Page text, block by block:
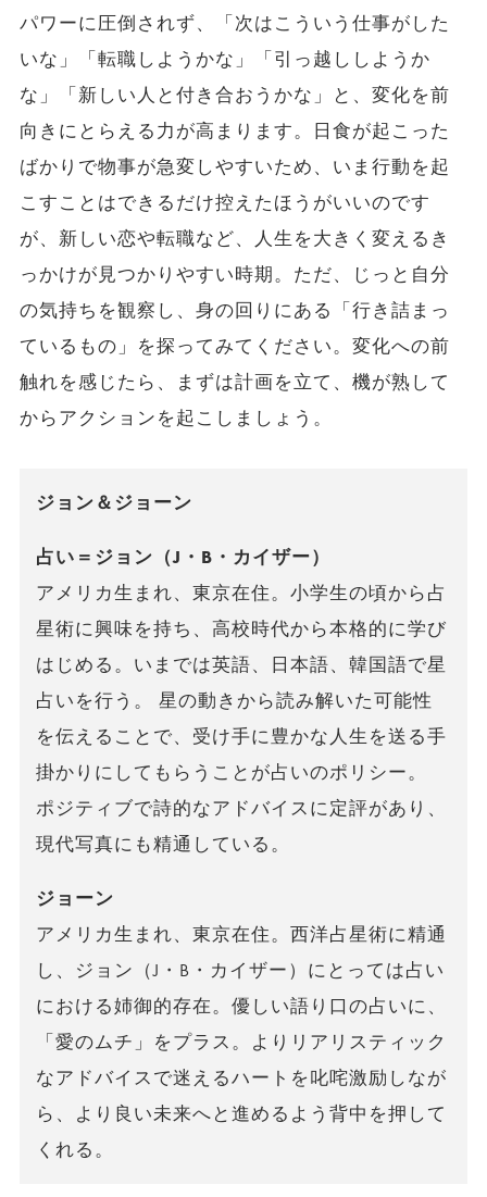
パワーに圧倒されず、「次はこういう仕事がした
いな」「転職しようかな」「引っ越ししようか
な」「新しい人と付き合おうかな」と、変化を前
向きにとらえる力が高まります。日食が起こった
ばかりで物事が急変しやすいため、いま行動を起
こすことはできるだけ控えたほうがいいのです
が、新しい恋や転職など、人生を大きく変えるき
っかけが見つかりやすい時期。ただ、じっと自分
の気持ちを観察し、身の回りにある「行き詰まっ
ているもの」を探ってみてください。変化への前
触れを感じたら、まずは計画を立て、機が熟して
からアクションを起こしましょう。
ジョン＆ジョーン
占い＝ジョン（J・B・カイザー）
アメリカ生まれ、東京在住。小学生の頃から占
星術に興味を持ち、高校時代から本格的に学び
はじめる。いまでは英語、日本語、韓国語で星
占いを行う。 星の動きから読み解いた可能性
を伝えることで、受け手に豊かな人生を送る手
掛かりにしてもらうことが占いのポリシー。
ポジティブで詩的なアドバイスに定評があり、
現代写真にも精通している。
ジョーン
アメリカ生まれ、東京在住。西洋占星術に精通
し、ジョン（J・B・カイザー）にとっては占い
における姉御的存在。優しい語り口の占いに、
「愛のムチ」をプラス。よりリアリスティック
なアドバイスで迷えるハートを叱咤激励しなが
ら、より良い未来へと進めるよう背中を押して
くれる。